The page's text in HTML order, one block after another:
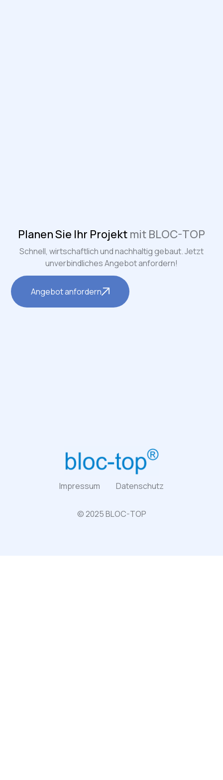
Planen Sie Ihr Projekt mit BLOC-TOP
Schnell, wirtschaftlich und nachhaltig gebaut. Jetzt
unverbindliches Angebot anfordern!
Angebot anfordern
Impressum Datenschutz
© 2025 BLOC-TOP